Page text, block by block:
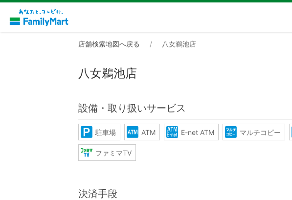
店舗検索地図へ戻る 八女鵜池店
八女鵜池店
設備・取り扱いサービス
駐車場 ATM E-net ATM マルチコピー
ファミマTV
決済手段